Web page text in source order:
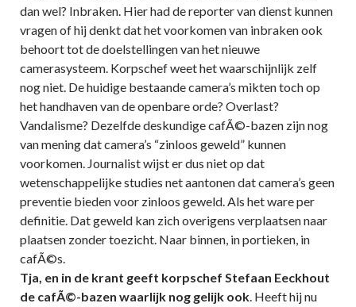
dan wel? Inbraken. Hier had de reporter van dienst kunnen
vragen of hij denkt dat het voorkomen van inbraken ook
behoort tot de doelstellingen van het nieuwe
camerasysteem. Korpschef weet het waarschijnlijk zelf
nog niet. De huidige bestaande camera’s mikten toch op
het handhaven van de openbare orde? Overlast?
Vandalisme? Dezelfde deskundige cafÃ©-bazen zijn nog
van mening dat camera’s “zinloos geweld” kunnen
voorkomen. Journalist wijst er dus niet op dat
wetenschappelijke studies net aantonen dat camera’s geen
preventie bieden voor zinloos geweld. Als het ware per
definitie. Dat geweld kan zich overigens verplaatsen naar
plaatsen zonder toezicht. Naar binnen, in portieken, in
cafÃ©s.
Tja, en in de krant geeft korpschef Stefaan Eeckhout
de cafÃ©-bazen waarlijk nog gelijk ook. Heeft hij nu